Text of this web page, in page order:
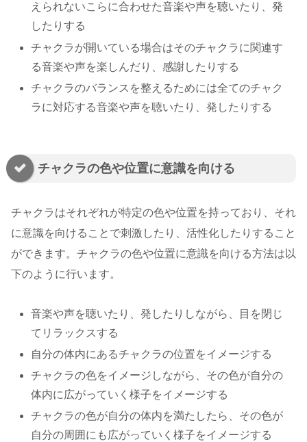
えられないこらに合わせた音楽や声を聴いたり、発
したりする
チャクラが開いている場合はそのチャクラに関連す
る音楽や声を楽しんだり、感謝したりする
チャクラのバランスを整えるためには全てのチャク
ラに対応する音楽や声を聴いたり、発したりする
チャクラの色や位置に意識を向ける
チャクラはそれぞれが特定の色や位置を持っており、それ
に意識を向けることで刺激したり、活性化したりすること
ができます。チャクラの色や位置に意識を向ける方法は以
下のように行います。
音楽や声を聴いたり、発したりしながら、目を閉じ
てリラックスする
自分の体内にあるチャクラの位置をイメージする
チャクラの色をイメージしながら、その色が自分の
体内に広がっていく様子をイメージする
チャクラの色が自分の体内を満たしたら、その色が
自分の周囲にも広がっていく様子をイメージする